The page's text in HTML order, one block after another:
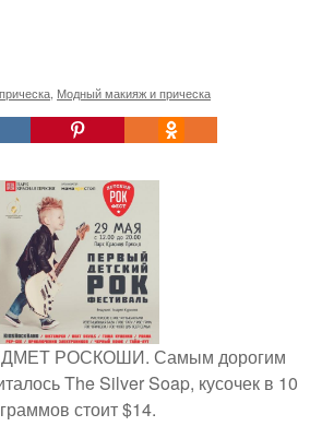
, Модный макияж и прическа
РОСКОШИ. Самым дорогим
The Silver Soap, кусочек в 10
граммов стоит $14.